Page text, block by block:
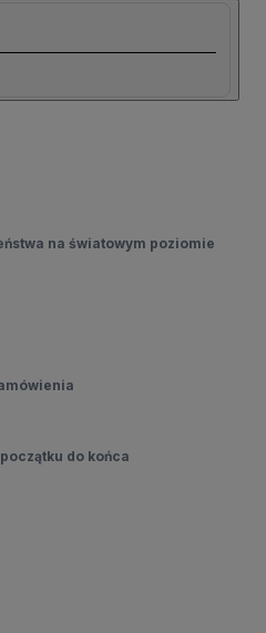
na światowym poziomie
do końca